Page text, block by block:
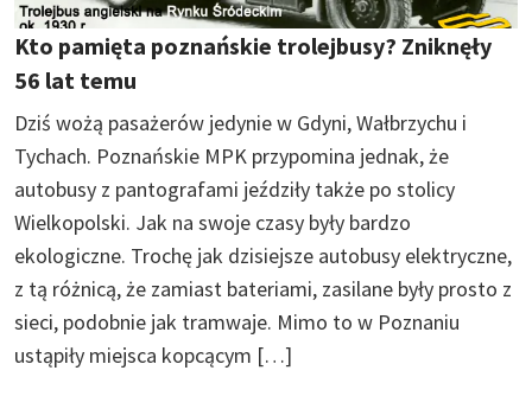
Kto pamięta poznańskie trolejbusy? Zniknęły
56 lat temu
Dziś wożą pasażerów jedynie w Gdyni, Wałbrzychu i
Tychach. Poznańskie MPK przypomina jednak, że
autobusy z pantografami jeździły także po stolicy
Wielkopolski. Jak na swoje czasy były bardzo
ekologiczne. Trochę jak dzisiejsze autobusy elektryczne,
z tą różnicą, że zamiast bateriami, zasilane były prosto z
sieci, podobnie jak tramwaje. Mimo to w Poznaniu
ustąpiły miejsca kopcącym […]